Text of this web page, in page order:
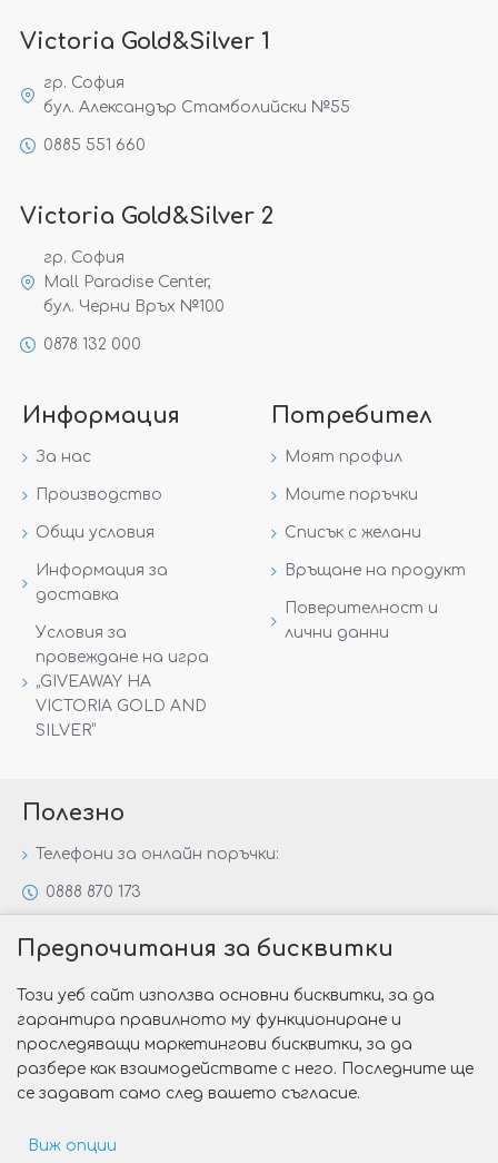
Victoria Gold&Silver 1
гр. София
бул. Александър Стамболийски №55
0885 551 660
Victoria Gold&Silver 2
гр. София
Mall Paradise Center,
бул. Черни Връх №100
0878 132 000
Информация
За нас
Производство
Общи условия
Информация за
доставка
Условия за
провеждане на игра
„GIVEAWAY НА
VICTORIA GOLD AND
SILVER“
Потребител
Моят профил
Моите поръчки
Списък с желани
Връщане на продукт
Поверителност и
лични данни
Полезно
Телефони за онлайн поръчки:
0888 870 173
Специални предложения
Защо да изберете Victoria Gold&Silver?
Как да изберем годежен пръстен?
Предпочитания за бисквитки
Този уеб сайт използва основни бисквитки, за да
гарантира правилното му функциониране и
проследяващи маркетингови бисквитки, за да
разбере как взаимодействате с него. Последните ще
се задават само след вашето съгласие.
Виж опции